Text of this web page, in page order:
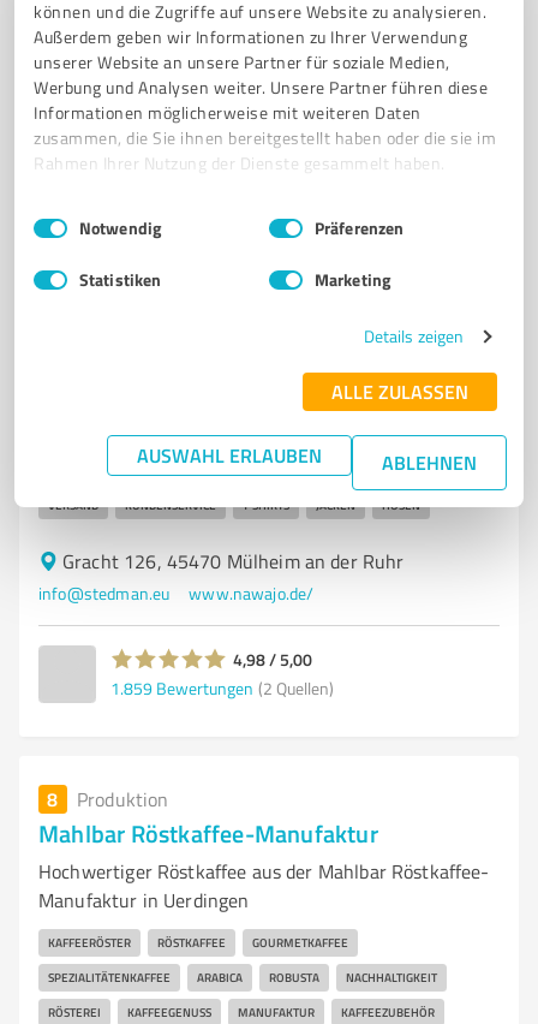
können und die Zugriffe auf unsere Website zu analysieren.
Außerdem geben wir Informationen zu Ihrer Verwendung
unserer Website an unsere Partner für soziale Medien,
Werbung und Analysen weiter. Unsere Partner führen diese
Informationen möglicherweise mit weiteren Daten
zusammen, die Sie ihnen bereitgestellt haben oder die sie im
Rahmen Ihrer Nutzung der Dienste gesammelt haben.
Impressum Datenschutzbestimmungen
Einwilligungsauswahl
Notwendig Präferenzen
Statistiken Marketing
Details zeigen
ALLE ZULASSEN
AUSWAHL ERLAUBEN ABLEHNEN
Gracht 126, 45470 Mülheim an der Ruhr
Tel. 0208 91199420
service@klamato.de
www.klamato.de/
5,00 / 5,00
7 Produktion
TEXTILUNTERNEHMEN ARBEITSKLEIDUNG FREIZEITBEKLEIDUNG
GROSSHANDEL KINDERBEKLEIDUNG
VERSAND KUNDENSERVICE T-SHIRTS JACKEN HOSEN
Gracht 126, 45470 Mülheim an der Ruhr
info@stedman.eu www.nawajo.de/
4,98 / 5,00
1.859 Bewertungen (2 Quellen)
8 Produktion
Mahlbar Röstkaffee-Manufaktur
Hochwertiger Röstkaffee aus der Mahlbar Röstkaffee-
Manufaktur in Uerdingen
KAFFEERÖSTER RÖSTKAFFEE GOURMETKAFFEE
SPEZIALITÄTENKAFFEE ARABICA ROBUSTA NACHHALTIGKEIT
RÖSTEREI KAFFEEGENUSS MANUFAKTUR KAFFEEZUBEHÖR